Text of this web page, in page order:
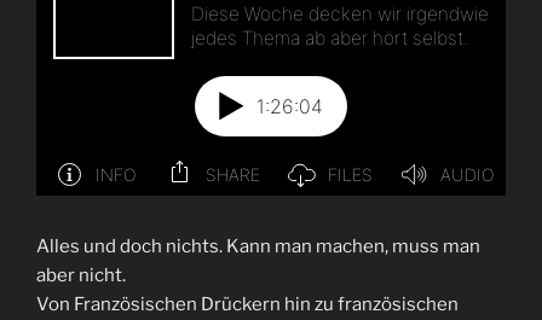
Alles und doch nichts. Kann man machen, muss man
aber nicht.
Von Französischen Drückern hin zu französischen